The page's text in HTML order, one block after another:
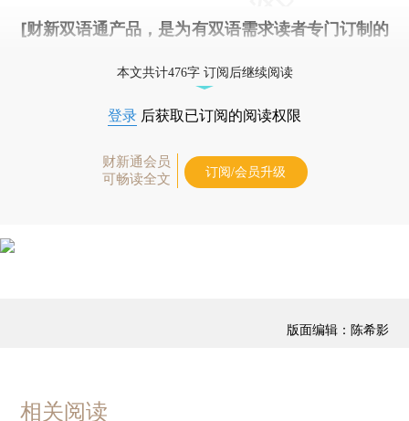
[财新双语通产品，是为有双语需求读者专门订制的
本文共计476字 订阅后继续阅读
登录 后获取已订阅的阅读权限
财新通会员
可畅读全文
订阅/会员升级
版面编辑：陈希影
相关阅读